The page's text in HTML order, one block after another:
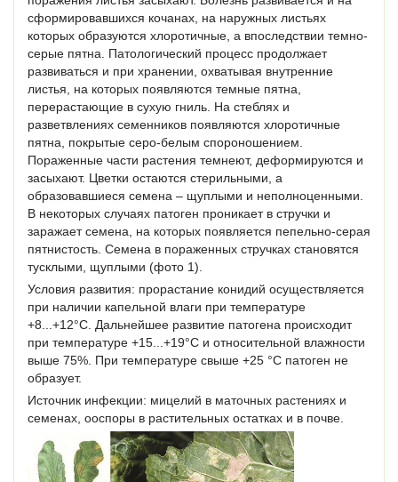
сформировавшихся кочанах, на наружных листьях
которых образуются хлоротичные, а впоследствии темно-
серые пятна. Патологический процесс продолжает
развиваться и при хранении, охватывая внутренние
листья, на которых появляются темные пятна,
перерастающие в сухую гниль. На стеблях и
разветвлениях семенников появляются хлоротичные
пятна, покрытые серо-белым спороношением.
Пораженные части растения темнеют, деформируются и
засыхают. Цветки остаются стерильными, а
образовавшиеся семена – щуплыми и неполноценными.
В некоторых случаях патоген проникает в стручки и
заражает семена, на которых появляется пепельно-серая
пятнистость. Семена в пораженных стручках становятся
тусклыми, щуплыми (фото 1).
Условия развития: прорастание конидий осуществляется
при наличии капельной влаги при температуре
+8...+12°С. Дальнейшее развитие патогена происходит
при температуре +15...+19°С и относительной влажности
выше 75%. При температуре свыше +25 °С патоген не
образует.
Источник инфекции: мицелий в маточных растениях и
семенах, ооспоры в растительных остатках и в почве.